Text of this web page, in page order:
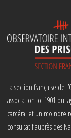
La section française de
association loi 1901 qui
carcéral et un moindre
consultatif auprès des